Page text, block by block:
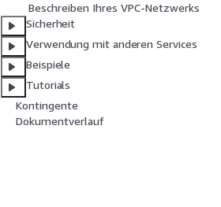
Beschreiben Ihres VPC-Netzwerks
Sicherheit
Verwendung mit anderen Services
Beispiele
Tutorials
Kontingente
Dokumentverlauf